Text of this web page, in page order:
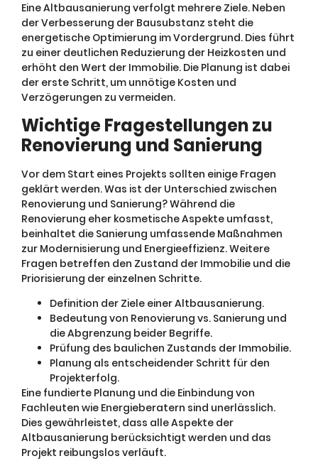
Eine Altbausanierung verfolgt mehrere Ziele. Neben
der Verbesserung der Bausubstanz steht die
energetische Optimierung im Vordergrund. Dies führt
zu einer deutlichen Reduzierung der Heizkosten und
erhöht den Wert der Immobilie. Die Planung ist dabei
der erste Schritt, um unnötige Kosten und
Verzögerungen zu vermeiden.
Wichtige Fragestellungen zu
Renovierung und Sanierung
Vor dem Start eines Projekts sollten einige Fragen
geklärt werden. Was ist der Unterschied zwischen
Renovierung und Sanierung? Während die
Renovierung eher kosmetische Aspekte umfasst,
beinhaltet die Sanierung umfassende Maßnahmen
zur Modernisierung und Energieeffizienz. Weitere
Fragen betreffen den Zustand der Immobilie und die
Priorisierung der einzelnen Schritte.
Definition der Ziele einer Altbausanierung.
Bedeutung von Renovierung vs. Sanierung und
die Abgrenzung beider Begriffe.
Prüfung des baulichen Zustands der Immobilie.
Planung als entscheidender Schritt für den
Projekterfolg.
Eine fundierte Planung und die Einbindung von
Fachleuten wie Energieberatern sind unerlässlich.
Dies gewährleistet, dass alle Aspekte der
Altbausanierung berücksichtigt werden und das
Projekt reibungslos verläuft.